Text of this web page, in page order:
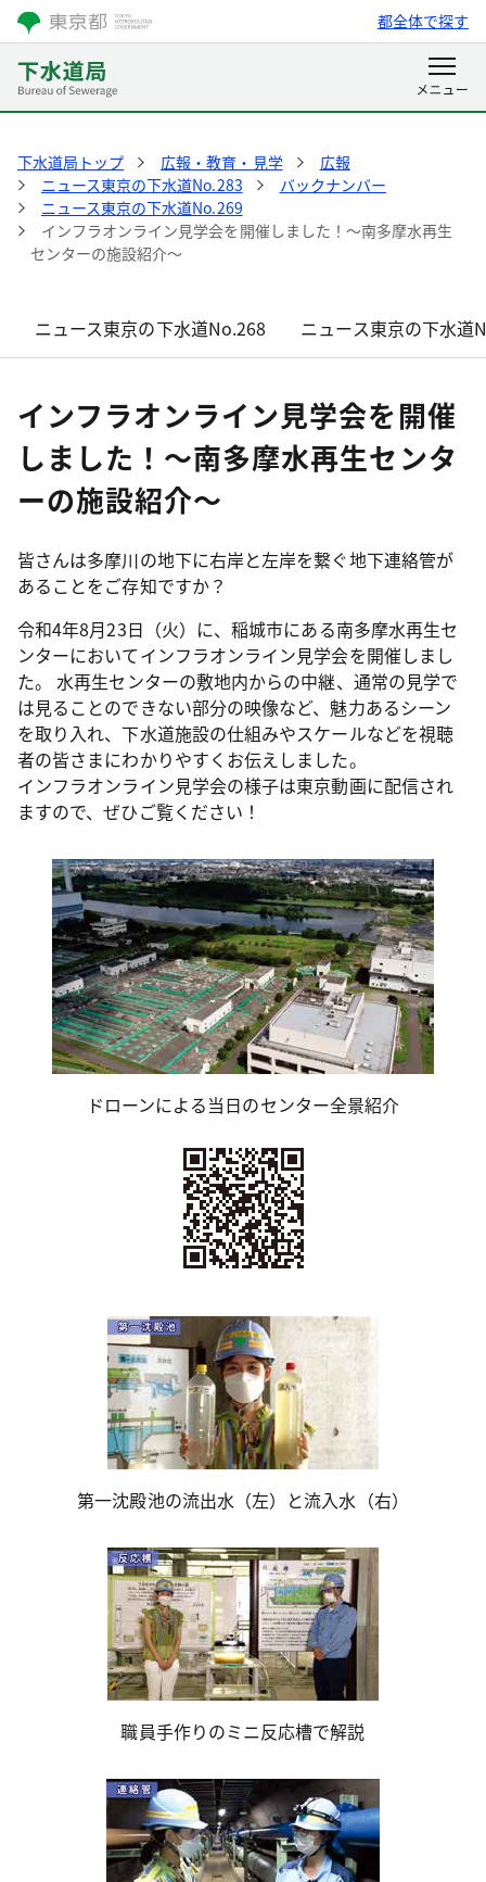
都全体で探す
下水道局トップ 広報・教育・見学
広報
ニュース東京の下水道No.283
バックナンバー
ニュース東京の下水道No.269
インフラオンライン見学会を開催しました！～南多摩水再生
センターの施設紹介～
ニュース東京の下水道No.268 ニュース東京の下水道
インフラオンライン見学会を開催
しました！～南多摩水再生センタ
ーの施設紹介～
皆さんは多摩川の地下に右岸と左岸を繋ぐ地下連絡管が
あることをご存知ですか？
令和4年8月23日（火）に、稲城市にある南多摩水再生セ
ンターにおいてインフラオンライン見学会を開催しまし
た。 水再生センターの敷地内からの中継、通常の見学で
は見ることのできない部分の映像など、魅力あるシーン
を取り入れ、下水道施設の仕組みやスケールなどを視聴
者の皆さまにわかりやすくお伝えしました。
インフラオンライン見学会の様子は東京動画に配信され
ますので、ぜひご覧ください！
ドローンによる当日のセンター全景紹介
第一沈殿池の流出水（左）と流入水（右）
職員手作りのミニ反応槽で解説